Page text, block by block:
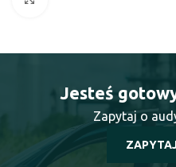
Jesteś
Zapytaj o